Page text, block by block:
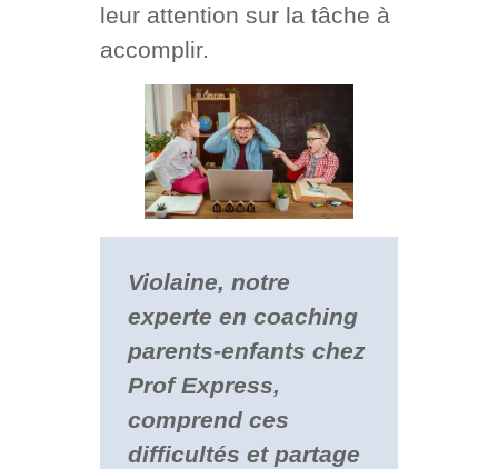
leur attention sur la tâche à
accomplir.
Violaine, notre
experte en coaching
parents-enfants chez
Prof Express,
comprend ces
difficultés et partage